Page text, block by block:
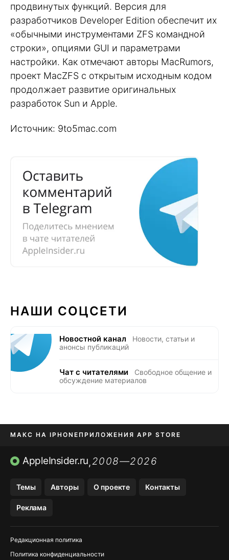
продвинутых функций. Версия для
разработчиков Developer Edition обеспечит их
«обычными инструментами ZFS командной
строки», опциями GUI и параметрами
настройки. Как отмечают авторы MacRumors,
проект MacZFS с открытым исходным кодом
продолжает развитие оригинальных
разработок Sun и Apple.
Источник: 9to5mac.com
НАШИ СОЦСЕТИ
Новостной канал
Новости, статьи и
анонсы публикаций
Чат с читателями
Свободное общение и
обсуждение материалов
МАКС НА IPHONE ПРИЛОЖЕНИЯ APP STORE
TIKTOK НА IPHONEПРИЛОЖЕНИЯ БЕЗ APP STORE
AppleInsider.ru,2008—2026
Темы Авторы О проекте Контакты
Реклама
Редакционная политика
Политика конфиденциальности